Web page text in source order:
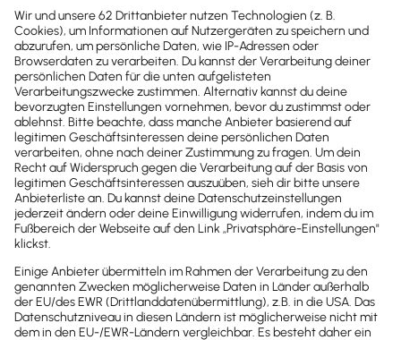
Newsletter
Brandheiße
News direkt in
dein Postfach
wichtige News zu
Gesetzesänderungen,
hilfreiche Praxis-Tipps und